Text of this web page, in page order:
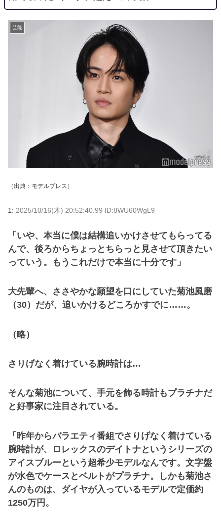
芸能
（出典： モデルプレス ）
1: 2025/10/16(木) 20:52:40.99 ID:8WU60WgL9
「いや、本当に僕は結構追いかけさせてもらってる
んで、後ろからちょっとちらっと見させて頂きたい
っていう。もうこれだけで本当に十分です」
大先輩へ、ささやかな願望を口にしていた菊池風磨
（30）だが、追いかけるどころかすでに……。
（略）
さりげなく着けている腕時計は…
そんな菊池について、手元を飾る時計もプラチナだ
と好事家に注目されている。
「昨年からバラエティ番組でさりげなく着けている
腕時計が、ロレックスのデイトナというシリーズの
アイスブルーという超希少モデルなんです。文字盤
が水色でケースとベルトがプラチナ。しかも菊池さ
んのものは、ダイヤが入っているモデルで定価約
1250万円。